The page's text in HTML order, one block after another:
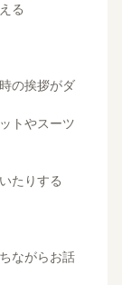
る
の挨拶がダ
トやスーツ
たりする
ながらお話